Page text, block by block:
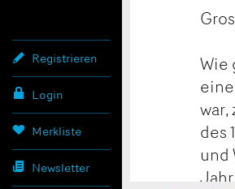
Registrieren
Login
Merkliste
Newsletter
Wie
des
und